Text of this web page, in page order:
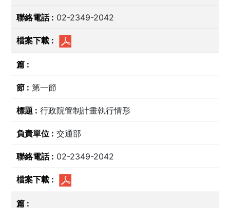
02-2349-2042
第一節
行政院管制計畫執行情形
交通部
02-2349-2042